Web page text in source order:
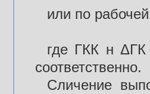
или по
где ГКК н ΔГК
соответственно.
Сличение